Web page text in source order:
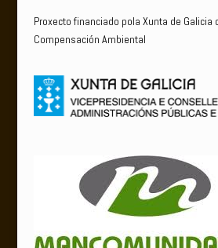
Proxecto financiado pola Xunta de Galicia
Compensación Ambiental